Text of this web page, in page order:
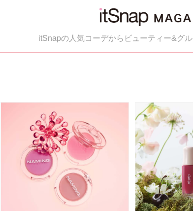
itSnapの人気コーデからビューティー&グ